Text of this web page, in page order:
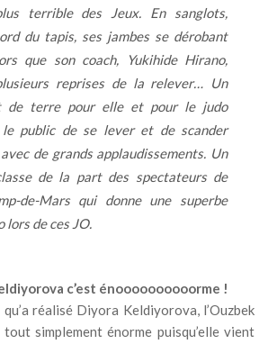
terrible des Jeux. En sanglots,
du tapis, ses jambes se dérobant
que son coach, Yukihide Hirano,
reprises de la relever… Un
de terre pour elle et pour le judo
le public de se lever et de scander
de grands applaudissements. Un
de la part des spectateurs de
de-Mars qui donne une superbe
lors de ces JO.
c’est énoooooooooorme !
réalisé Diyora Keldiyorova, l’Ouzbek
simplement énorme puisqu’elle vient